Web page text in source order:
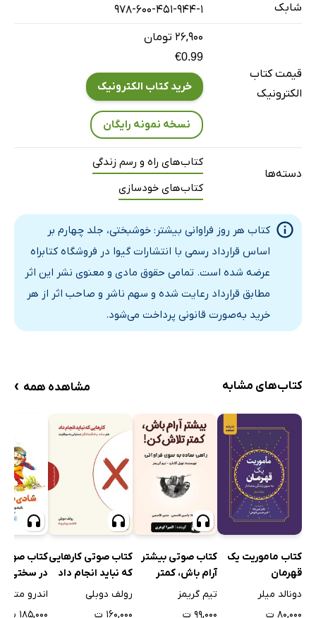
واقعی شدن
بخش نخست؛ خودآگاهی
بخش دوم؛ پذیرش خود
بخش سوم؛ حسادت به خود
خوشبختیِ واقعی
فصل چهارم: پذیرش مراقبه
داستان دوم؛ تسلیم فداکاری شدن
داستان سوم؛ دست از تنفر برداشتن
داستان چهارم؛ چیره شدن بر ترس
داستان پنجم؛ دست از غرور کشیدن
پذیرش بدون قید‌وشرط
سطح نخست؛ دست‌یابیِ فراگیر
سطح دوم؛ شناخت
سطح سوم؛ شناسایی کردن
شابک
978-600-451-944-1
قیمت کتاب
الکترونیک
۲۶,۹۰۰ تومان
€0.99
خرید کتاب الکترونیک
نسخه نمونه رایگان
دسته‌ها
کتاب‌های راه و رسم زندگی
کتاب‌های خودسازی
کتاب هر روز فراوانی بیشتر: خوشبختی، جلد چهارم بر
اساس قرارداد رسمی با انتشارات گیوا در فروشگاه کتابراه
عرضه شده است. تمامی حقوق مادی و معنوی نشر این اثر
مطابق قرارداد رعایت شده و سهم ناشر و صاحب اثر از هر
خرید به‌صورت قانونی پرداخت می‌شود.
کتاب‌های مشابه مشاهده همه ›
کتاب ماموریت یک
قهرمان
دونالد میلر
۸۰,۰۰۰ ت
کتاب صوتی بیشتر
آرام باش، کمتر
تلاش کن!
تیم گریمز
۹۹,۰۰۰ ت
کتاب صوتی کارهایی
که نباید انجام داد
رولف دوبلی
۱۶۰,۰۰۰ ت
کتاب
در سختی‌ها
اندرو
۱۸۵,۰۰۰ ت